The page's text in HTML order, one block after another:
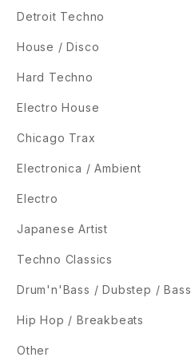
Detroit Techno
House / Disco
Hard Techno
Electro House
Chicago Trax
Electronica / Ambient
Electro
Japanese Artist
Techno Classics
Drum'n'Bass / Dubstep / Bass
Hip Hop / Breakbeats
Other